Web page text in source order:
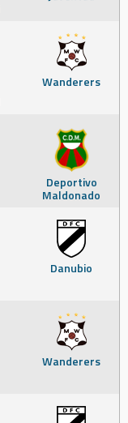
Wanderers
Deportivo
Maldonado
Danubio
Wanderers